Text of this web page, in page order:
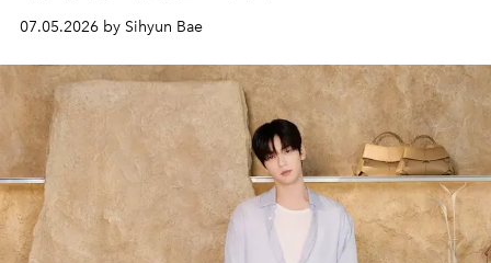
07.05.2026 by Sihyun Bae